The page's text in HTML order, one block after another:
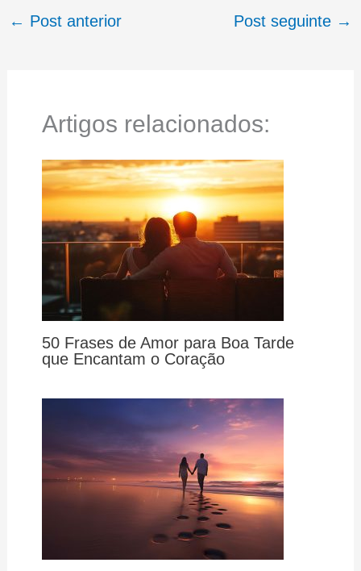
← Post anterior Post seguinte →
Artigos relacionados:
50 Frases de Amor para Boa Tarde
que Encantam o Coração